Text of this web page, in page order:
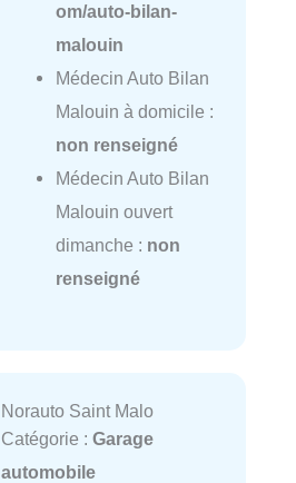
om/auto-bilan-
malouin
Médecin Auto Bilan
Malouin à domicile :
non renseigné
Médecin Auto Bilan
Malouin ouvert
dimanche : non
renseigné
Norauto Saint Malo
Catégorie : Garage
automobile